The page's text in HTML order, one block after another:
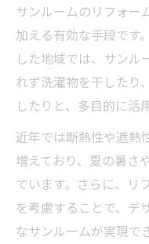
サンルーム
変化
家族で楽し
暮らしを豊
の工夫
サンルーム
に
理想空間づくり
ト
サンルームのリフォー
加える有効な手段です
した地域では、サンル
れず洗濯物を干したり
したりと、多目的に活
近年では断熱性や遮熱
増えており、夏の暑さ
ています。さらに、リ
を考慮することで、デ
なサンルームが実現で